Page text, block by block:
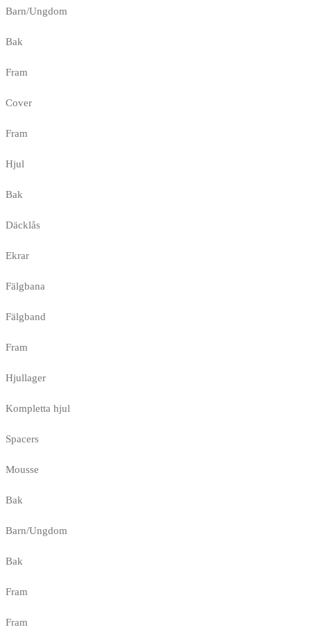
Barn/Ungdom
Bak
Fram
Cover
Fram
Hjul
Bak
Däcklås
Ekrar
Fälgbana
Fälgband
Fram
Hjullager
Kompletta hjul
Spacers
Mousse
Bak
Barn/Ungdom
Bak
Fram
Fram